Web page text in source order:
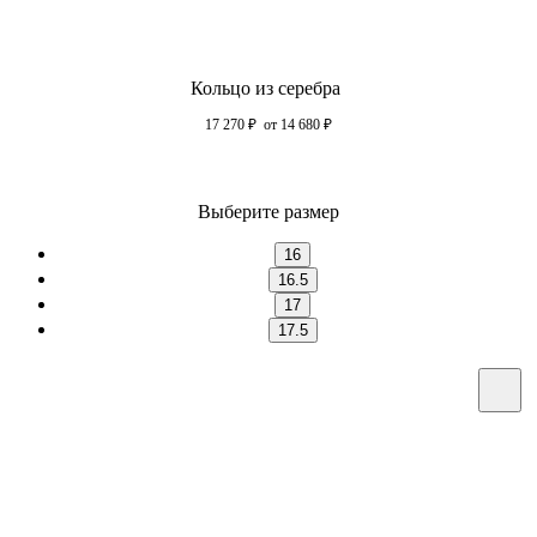
Кольцо из серебра
17 270 ₽ от 14 680 ₽
Выберите размер
16
16.5
17
17.5